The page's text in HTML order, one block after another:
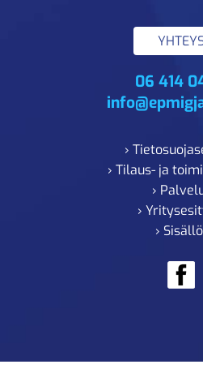
06 414
›
› Tilaus- ja
›
›
›